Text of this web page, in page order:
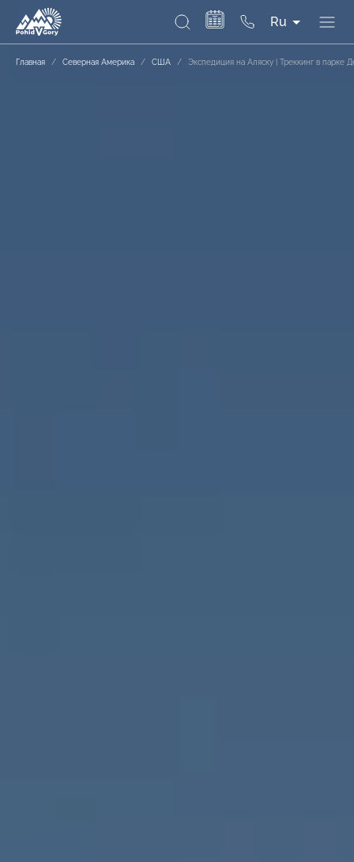
Ru
Главная / Северная Америка / США / Экспедиция на Аляску | Треккинг в парке